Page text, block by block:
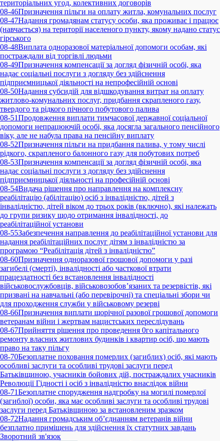
територіальних угод, колективних договорів
08-46Призначення пільги на оплату житла, комунальних послуг
08-47Надання громадянам статусу особи, яка проживає і працює
(навчається) на території населеного пункту, якому надано статус
гірського
08-48Виплата одноразової матеріальної допомоги особам, які
постраждали від торгівлі людьми
08-49Призначення компенсації за догляд фізичній особі, яка
надає соціальні послуги з догляду без здійснення
підприємницької діяльності на непрофесійній основі
08-50Надання субсидій для відшкодування витрат на оплату
житлово-комунальних послуг, придбання скрапленого газу,
твердого та рідкого пічного побутового палива
08-51Продовження виплати тимчасової державної соціальної
допомоги непрацюючій особі, яка досягла загального пенсійного
віку, але не набула права на пенсійну виплату
08-52Призначення пільги на придбання палива, у тому числі
рідкого, скрапленого балонного газу для побутових потреб
08-53Призначення компенсації за догляд фізичній особі, яка
надає соціальні послуги з догляду без здійснення
підприємницької діяльності на професійній основі
08-54Видача рішення про направлення на комплексну
реабілітацію (абілітацію) осіб з інвалідністю, дітей з
інвалідністю, дітей віком до трьох років (включно), які належать
до групи ризику щодо отримання інвалідності, до
реабілітаційної установи
08-55Забезпечення направлення до реабілітаційної установи для
надання реабілітаційних послуг дітям з інвалідністю за
програмою “Реабілітація дітей з інвалідністю”
08-60Призначення одноразової грошової допомоги у разі
загибелі (смерті), інвалідності або часткової втрати
працездатності без встановлення інвалідності
військовослужбовців, військовозобов’язаних та резервістів, які
призвані на навчальні (або перевірочні) та спеціальні збори чи
для проходження служби у військовому резерві
08-66Призначення виплати щорічної разової грошової допомоги
ветеранам війни і жертвам нацистських переслідувань
08-67Прийняття рішення про проведення 0го капітального
ремонту власних житлових будинків і квартир осіб, що мають
право на таку пільгу
08-70Безоплатне поховання померлих (загиблих) осіб, які мають
особливі заслуги та особливі трудові заслуги перед
Батьківщиною, учасників бойових дій, постраждалих учасників
Революції Гідності і осіб з інвалідністю внаслідок війни
08-71Безоплатне спорудження надгробку на могилі померлої
(загиблої) особи, яка має особливі заслуги та особливі трудові
заслуги перед Батьківщиною за встановленим зразком
08-72Надання громадським об’єднанням ветеранів війни
безплатно приміщень для здійснення їх статутних завдань
Зворотний зв'язок